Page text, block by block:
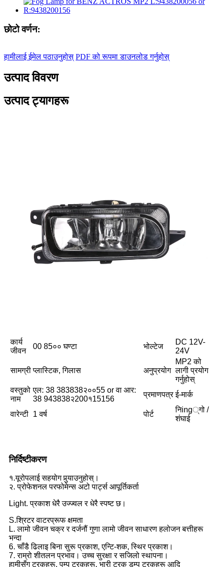
छोटो वर्णन:
हामीलाई ईमेल पठाउनुहोस् PDF को रूपमा डाउनलोड गर्नुहोस्
उत्पाद विवरण
उत्पाद ट्यागहरू
कार्य
जीवन
00 85०० घण्टा भोल्टेज
DC 12V-
24V
सामग्री प्लास्टिक, गिलास अनुप्रयोग
MP2 को
लागी प्रयोग
गर्नुहोस्
वस्तुको
नाम
एल: 38 383838२००55 or वा आर:
38 943838२200१15156
प्रमाणपत्र ई-मार्क
वारेन्टी 1 वर्ष पोर्ट
निing्गो /
शंघाई
निर्दिष्टीकरण
१.यूरोपलाई सहयोग पुर्‍याउनुहोस्।
२. प्रोफेशनल परफोमेन्स अटो पार्ट्स आपूर्तिकर्ता
Light. प्रकाश धेरै उज्ज्वल र धेरै स्पष्ट छ।
S.श्रिटर वाटरप्रूफ क्षमता
L. लामो जीवन चक्र र दर्जनौं गुणा लामो जीवन साधारण हलोजन बत्तीहरू
भन्दा
6. चाँडै ढिलाइ बिना सुरू प्रकाश, एन्टि-शक, स्थिर प्रकाश।
7. राम्रो शीतलन प्रभाव। उच्च सुरक्षा र सजिलो स्थापना।
हामीसँग ट्रकहरू, पम्प ट्रकहरू, भारी ट्रक डम्प ट्रकहरू आदि